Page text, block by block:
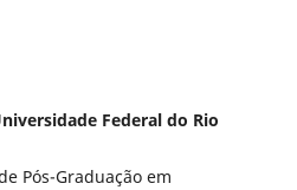
Federal do Rio
Pós-Graduação em